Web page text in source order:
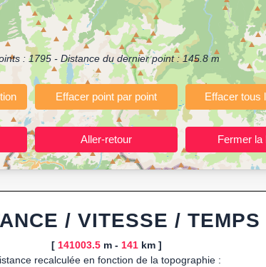
et analyser vos parcours sportifs (jogging,
votre navigateur.
GPX, calcul instantané de la distance (ajustée à la
(plat ou relief) et TCX, ainsi que calculs intégrés de
et parcours, organisateurs d’événements
trajets à l’avance.
(jogging), course à pied, cyclisme (vélo), VTT,
:1795 - Distance du dernier point :145.8m
/ VITESSE / TEMPS
[ 141003.5m - 141km ]
recalculée en fonction de la topographie :